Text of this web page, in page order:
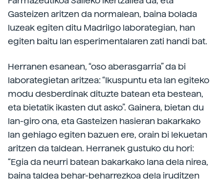
Gasteizen aritzen da normalean, baina bolada
luzeak egiten ditu Madrilgo laborategian, han
egiten baitu lan esperimentalaren zati handi bat.
Herranen esanean, “oso aberasgarria” da bi
laborategietan aritzea: “Ikuspuntu eta lan egiteko
modu desberdinak dituzte batean eta bestean,
eta bietatik ikasten dut asko”. Gainera, bietan du
lan-giro ona, eta Gasteizen hasieran bakarkako
lan gehiago egiten bazuen ere, orain bi lekuetan
aritzen da taldean. Herranek gustuko du hori:
“Egia da neurri batean bakarkako lana dela nirea,
baina taldea behar-beharrezkoa dela iruditzen